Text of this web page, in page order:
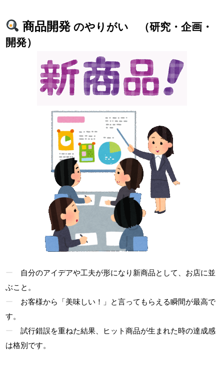
商品開発 のやりがい （研究・企画・
開発）
自分のアイデアや工夫が形になり新商品として、お店に並
ぶこと。
お客様から「美味しい！」と言ってもらえる瞬間が最高で
す。
試行錯誤を重ねた結果、ヒット商品が生まれた時の達成感
は格別です。